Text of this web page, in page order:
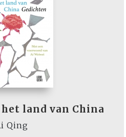
land van China
Qing